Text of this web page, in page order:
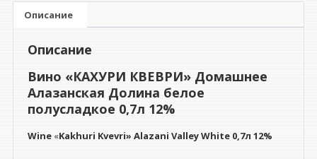
Алазанская
Долина
полусладкое
Описание
Описание
Вино «КАХУРИ КВЕВРИ» Домашнее
Алазанская Долина белое
полусладкое 0,7л 12%
Wine«Kakhuri Kvevri» Alazani Valley White 0,7л 12%